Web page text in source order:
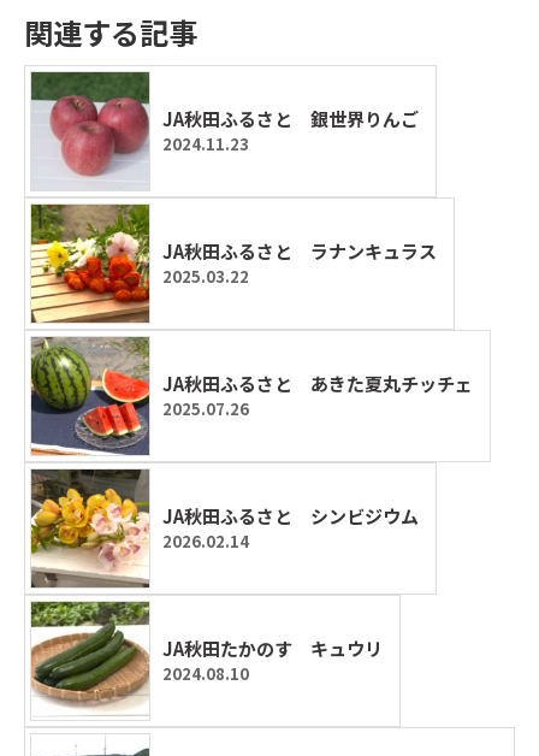
関連する記事
JA秋田ふるさと 銀世界りんご
2024.11.23
JA秋田ふるさと ラナンキュラス
2025.03.22
JA秋田ふるさと あきた夏丸チッチェ
2025.07.26
JA秋田ふるさと シンビジウム
2026.02.14
JA秋田たかのす キュウリ
2024.08.10